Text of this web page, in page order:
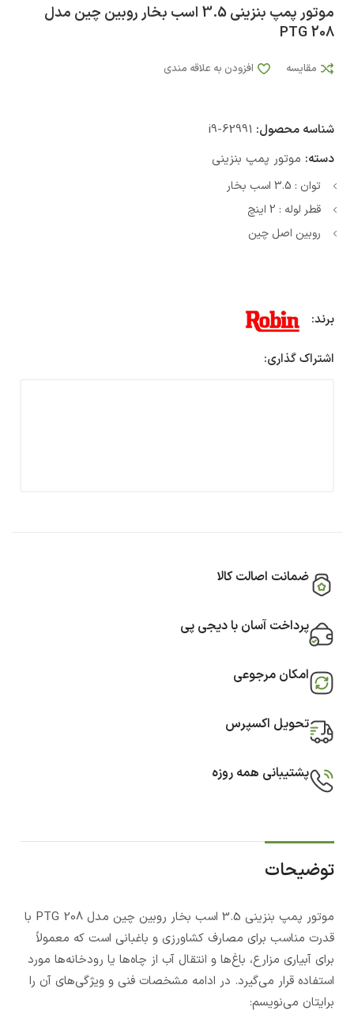
موتور پمپ بنزینی 3.5 اسب بخار روبین چین مدل
PTG 208
مقایسه افزودن به علاقه مندی
شناسه محصول: i9-62991
دسته: موتور پمپ بنزینی
توان : 3.5 اسب بخار
قطر لوله : 2 اینچ
روبین اصل چین
برند:
اشتراک گذاری:
ضمانت اصالت کالا
پرداخت آسان با دیجی پی
امکان مرجوعی
تحویل اکسپرس
پشتیبانی همه روزه
توضیحات
موتور پمپ بنزینی 3.5 اسب بخار روبین چین مدل PTG 208 با
قدرت مناسب برای مصارف کشاورزی و باغبانی است که معمولاً
برای آبیاری مزارع، باغ‌ها و انتقال آب از چاه‌ها یا رودخانه‌ها مورد
استفاده قرار می‌گیرد. در ادامه مشخصات فنی و ویژگی‌های آن را
برایتان می‌نویسم: